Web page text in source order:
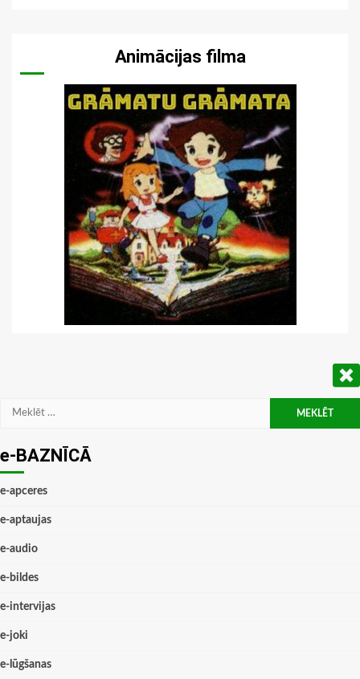
Animācijas filma
Meklēt:
e-BAZNĪCĀ
e-apceres
e-aptaujas
e-audio
e-bildes
e-intervijas
e-joki
e-lūgšanas